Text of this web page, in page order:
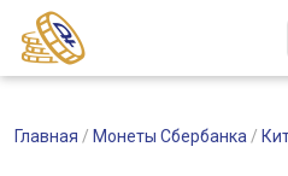
Главная / Монеты Сбербанка /